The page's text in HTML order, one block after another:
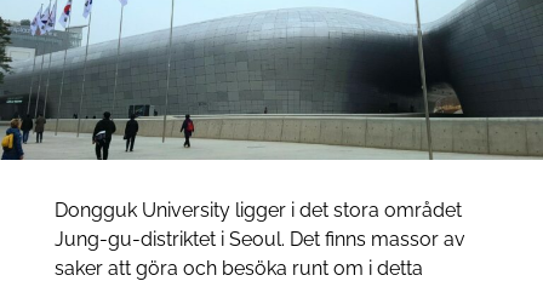
Dongguk University ligger i det stora området
Jung-gu-distriktet i Seoul. Det finns massor av
saker att göra och besöka runt om i detta